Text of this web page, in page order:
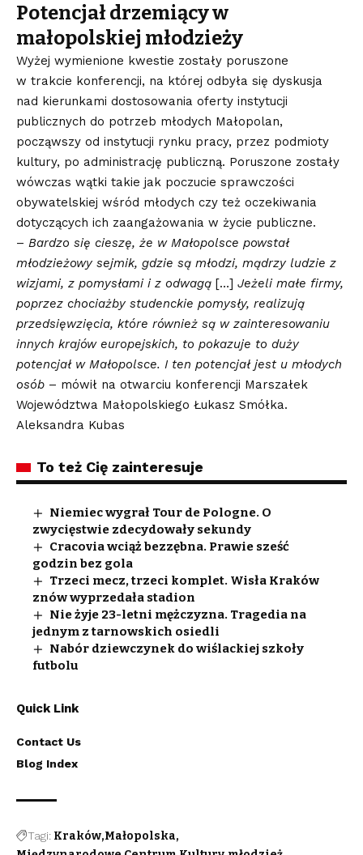
Potencjał drzemiący w
małopolskiej młodzieży
Wyżej wymienione kwestie zostały poruszone
w trakcie konferencji, na której odbyła się dyskusja
nad kierunkami dostosowania oferty instytucji
publicznych do potrzeb młodych Małopolan,
począwszy od instytucji rynku pracy, przez podmioty
kultury, po administrację publiczną. Poruszone zostały
wówczas wątki takie jak poczucie sprawczości
obywatelskiej wśród młodych czy też oczekiwania
dotyczących ich zaangażowania w życie publiczne.
– Bardzo się cieszę, że w Małopolsce powstał
młodzieżowy sejmik, gdzie są młodzi, mądrzy ludzie z
wizjami, z pomysłami i z odwagą […] Jeżeli małe firmy,
poprzez chociażby studenckie pomysły, realizują
przedsięwzięcia, które również są w zainteresowaniu
innych krajów europejskich, to pokazuje to duży
potencjał w Małopolsce. I ten potencjał jest u młodych
osób – mówił na otwarciu konferencji Marszałek
Województwa Małopolskiego Łukasz Smółka.
Aleksandra Kubas
To też Cię zainteresuje
Niemiec wygrał Tour de Pologne. O
zwycięstwie zdecydowały sekundy
Cracovia wciąż bezzębna. Prawie sześć
godzin bez gola
Trzeci mecz, trzeci komplet. Wisła Kraków
znów wyprzedała stadion
Nie żyje 23-letni mężczyzna. Tragedia na
jednym z tarnowskich osiedli
Nabór dziewczynek do wiślackiej szkoły
futbolu
Quick Link
Contact Us
Blog Index
Tagi: Kraków Małopolska